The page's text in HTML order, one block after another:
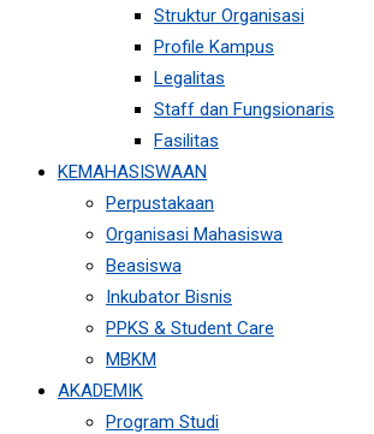
Struktur Organisasi
Profile Kampus
Legalitas
Staff dan Fungsionaris
Fasilitas
KEMAHASISWAAN
Perpustakaan
Organisasi Mahasiswa
Beasiswa
Inkubator Bisnis
PPKS & Student Care
MBKM
AKADEMIK
Program Studi